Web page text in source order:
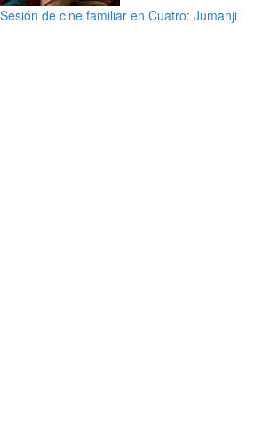
Sesión de cine familiar en Cuatro: Jumanji